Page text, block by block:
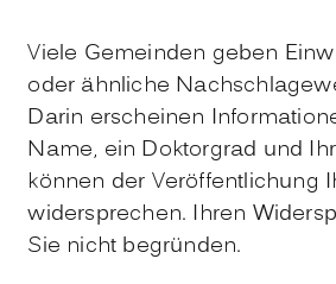
Viele Gemeinden geben
oder ähnliche
Darin erscheinen
Name, ein Doktorgrad und
können der Veröffentlichung
widersprechen. Ihren
Sie nicht begründen.